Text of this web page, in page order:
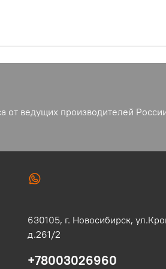
от ведущих производителей
630105, г. Новосибирск,
д.261/2
+78003026960